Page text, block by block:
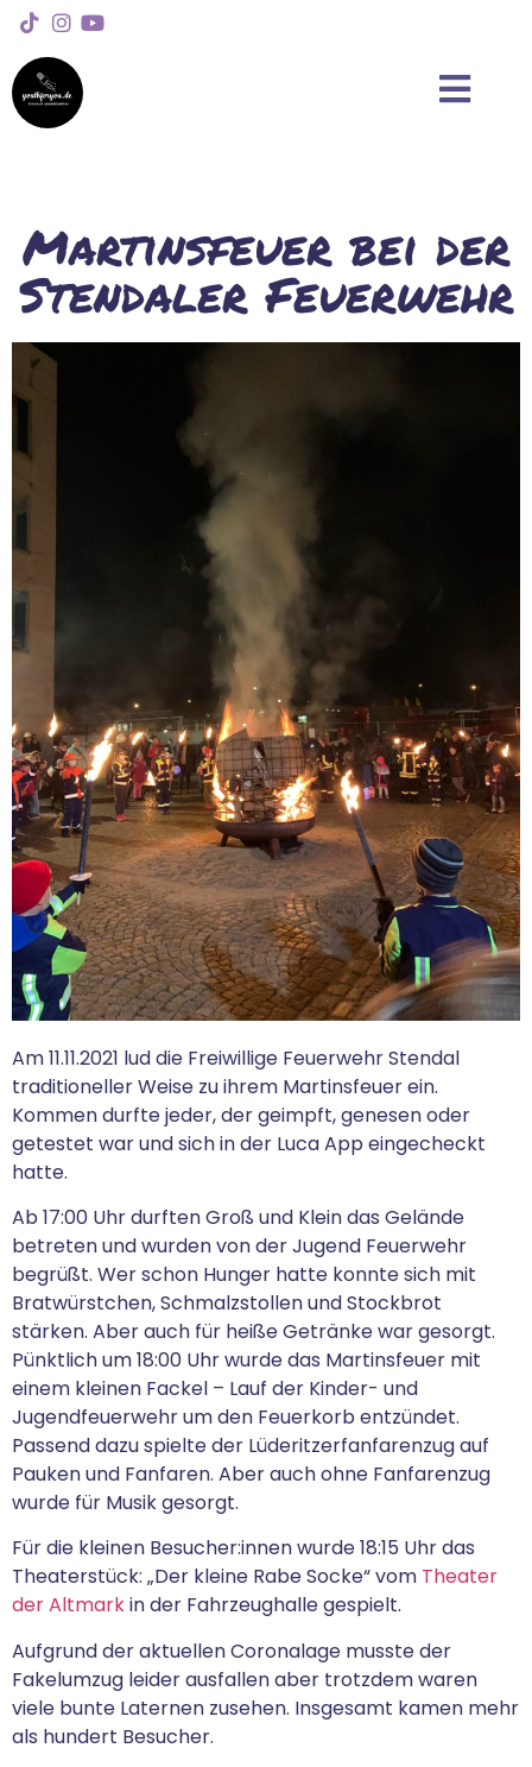
Martinsfeuer bei der
Stendaler Feuerwehr
Am 11.11.2021 lud die Freiwillige Feuerwehr Stendal
traditioneller Weise zu ihrem Martinsfeuer ein.
Kommen durfte jeder, der geimpft, genesen oder
getestet war und sich in der Luca App eingecheckt
hatte.
Ab 17:00 Uhr durften Groß und Klein das Gelände
betreten und wurden von der Jugend Feuerwehr
begrüßt. Wer schon Hunger hatte konnte sich mit
Bratwürstchen, Schmalzstollen und Stockbrot
stärken. Aber auch für heiße Getränke war gesorgt.
Pünktlich um 18:00 Uhr wurde das Martinsfeuer mit
einem kleinen Fackel – Lauf der Kinder- und
Jugendfeuerwehr um den Feuerkorb entzündet.
Passend dazu spielte der Lüderitzerfanfarenzug auf
Pauken und Fanfaren. Aber auch ohne Fanfarenzug
wurde für Musik gesorgt.
Für die kleinen Besucher:innen wurde 18:15 Uhr das
Theaterstück: „Der kleine Rabe Socke“ vom Theater
der Altmarkin der Fahrzeughalle gespielt.
Aufgrund der aktuellen Coronalage musste der
Fakelumzug leider ausfallen aber trotzdem waren
viele bunte Laternen zusehen. Insgesamt kamen mehr
als hundert Besucher.